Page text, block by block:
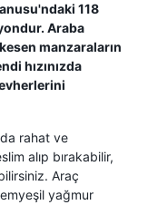
118
Araba
manzaraların
hızınızda
rahat ve
alıp bırakabilir,
Araç
yağmur